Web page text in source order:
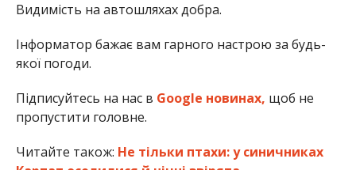
Видимість на автошляхах добра.
Інформатор бажає вам гарного настрою за будь-
якої погоди.
Підписуйтесь на нас в Google новинах, щоб не
пропустити головне.
Читайте також: Не тільки птахи: у синичниках